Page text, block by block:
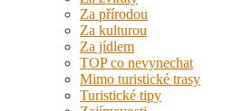
Za přírodou
Za kulturou
Za jídlem
TOP co nevynechat
Mimo turistické trasy
Turistické tipy